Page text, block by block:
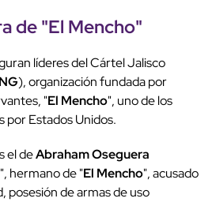
de "El Mencho"
líderes del Cártel Jalisco
), organización fundada por
"El Mencho", uno de los
por Estados Unidos.
el deAbraham Oseguera
", hermano de "El Mencho", acusado
posesión de armas de uso